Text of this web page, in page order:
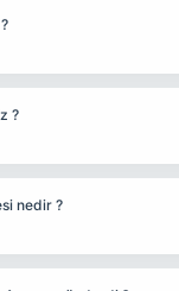
?
nedir ?